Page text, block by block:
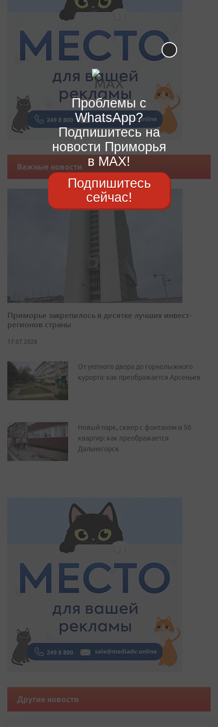
Важные новости
Приморье закрепилось в десятке лучших инвест-
регионов страны
17.07.2026
От уютного двора до горнолыжного
курорта: как преображается Арсеньев
Новый парк, сквер с фонтаном и 50
квартир: как преображается
Дальнегорск
Другие новости
Проблемы с
WhatsApp?
Подпишитесь на
новости Приморья
в MAX!
Подпишитесь
сейчас!